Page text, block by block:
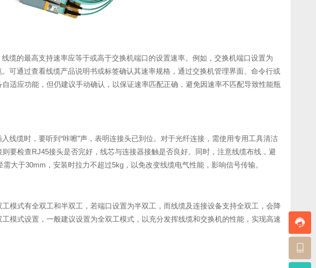
缆的最高支持速率应等于或高于交换机端口的设置速率。例如，交换机端口设置为
可通过查看线缆产品说明书或标签确认其速率规格，通过交换机管理界面、命令行或
适应功能，但仍建议手动确认，以保证速率匹配正确，避免因速率不匹配导致性能瓶
线缆时，要听到“咔嚓”声，表明连接头已到位。对于光纤连接，需使用专用工具清洁
要检查RJ45接头是否完好，线芯与连接器接触是否良好。同时，注意线缆布线，避
大于30mm，安装时拉力不超过5kg，以免改变线缆电气性能，影响信号传输。
模式有全双工和半双工，若端口设置为半双工，而线缆及连接设备支持全双工，会降
模式设置，一般建议设置为全双工模式，以充分发挥线缆和交换机的性能，实现高速